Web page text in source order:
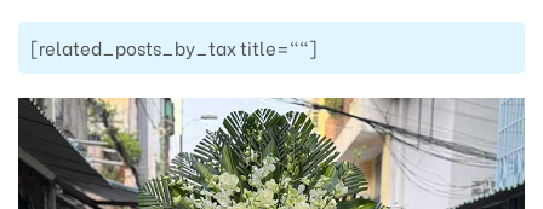
[related_posts_by_tax title=""]